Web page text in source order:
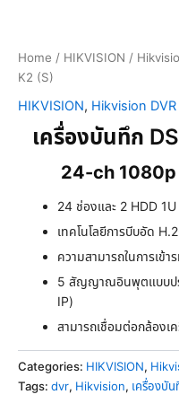
Home / HIKVISION /
K2 (S)
HIKVISION, Hikvision DVR
เครื่องบันทึก
24-ch 1080p
24 ช่องและ 2 HDD 1U
เทคโนโลยีการบีบอัด
ความสามารถในการเ
5 สัญญาณอินพุตแบบปรั
IP)
สามารถเชื่อมต่อกล้องเ
Categories: HIKVISION,
Tags: dvr, Hikvision, เครื่องบัน